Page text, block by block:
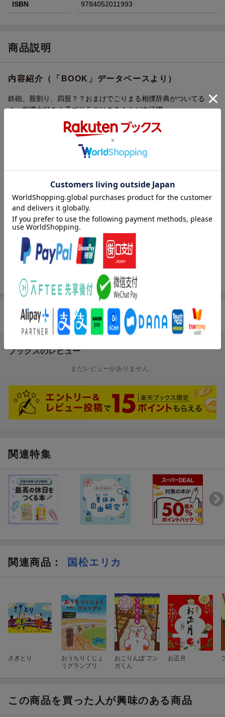
ISBN 9784052011993
商品説明
内容紹介（「BOOK」データベースより）
鉄砲、股割り、四股？？おまけでごりまる相撲辞典がついてる
よ。相撲大好き！子ゴリラごりまるくんが大活躍。
内容紹介（情報提供：絵本ナビ）
この絵本はゴリマルという名前のゴリラが横綱になるために毎
日努力しているお話でした。色々な相撲の技を面白おかしく描
いてあったので、相撲の知らないうちの子でもとっても楽しめ
ました。最後のページには本当の相撲の技もちゃんと紹介して
あったので面白かったです。（イカリサンカクさん 30代・石
川県 男の子7歳）
【情報提供・絵本ナビ】
商品レビュー
ブックスのレビュー
まだレビューがありません。
関連特集
関連商品 ： 国松エリカ
さぎとり
おうちりくじょ
うグランプリ
おこりんぼ フン
ガくん
お正月
この商品を買った人が興味のある商品